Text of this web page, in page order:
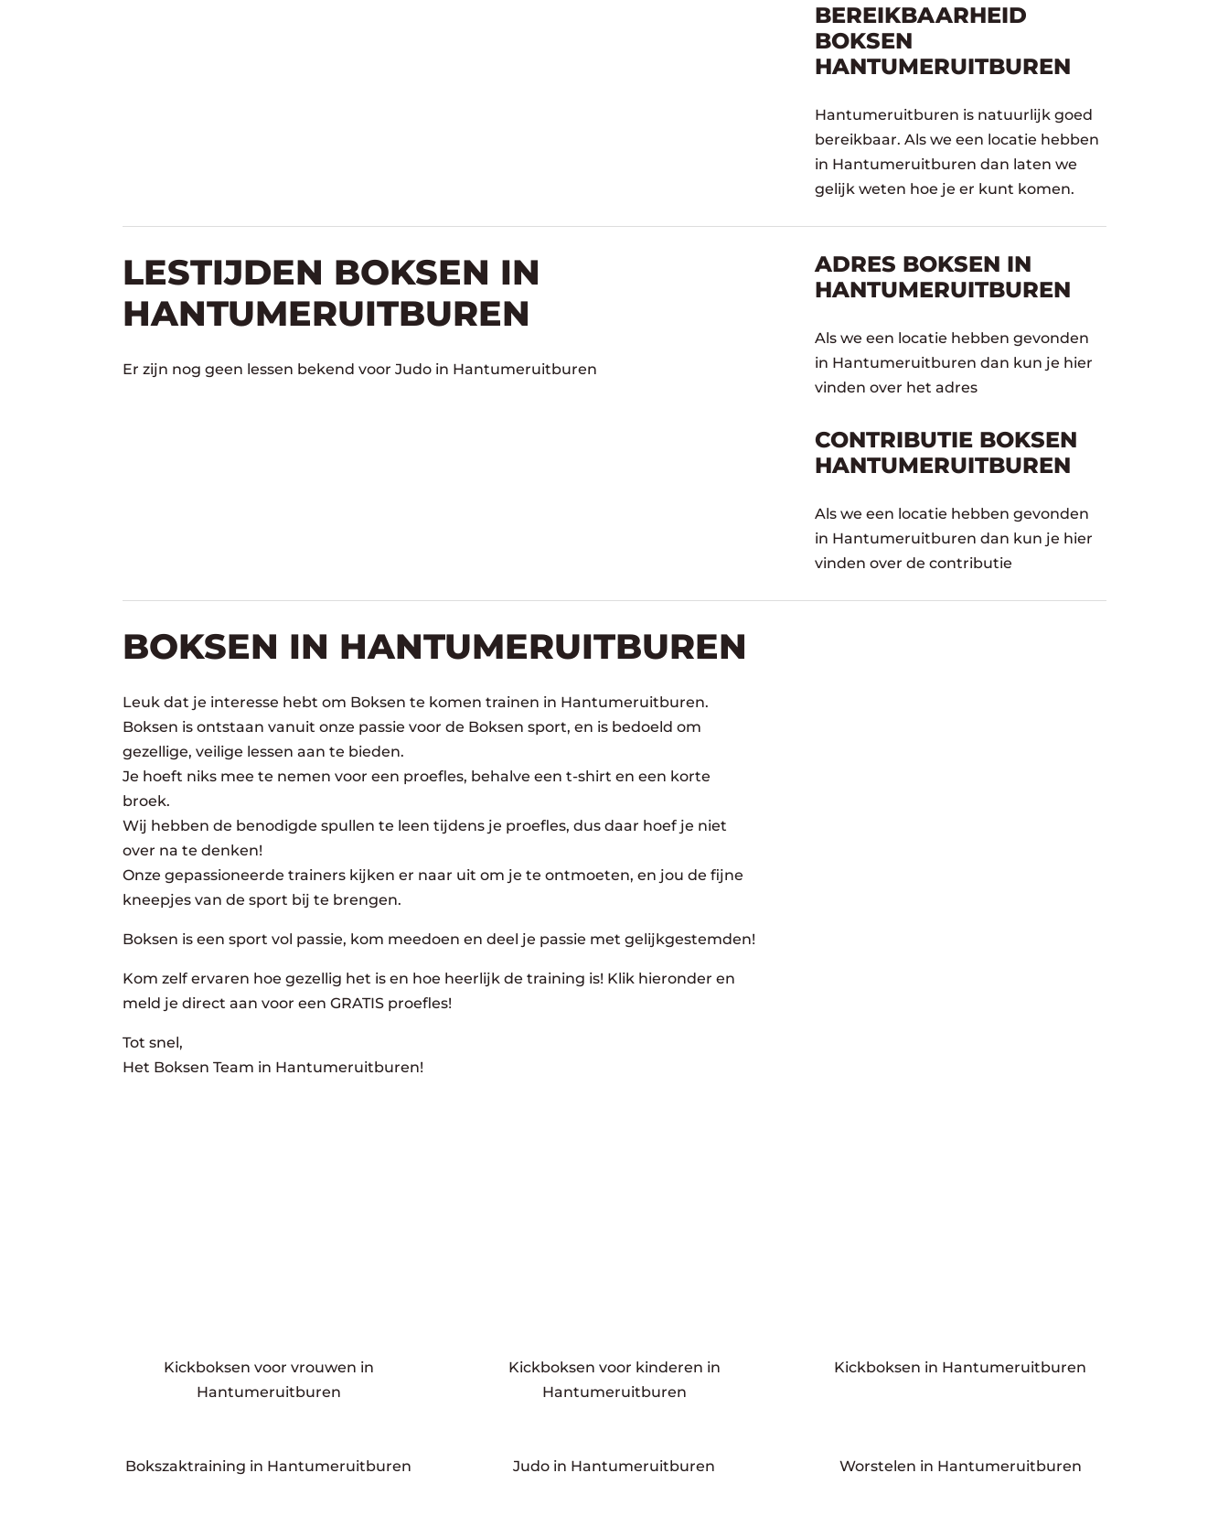
BEREIKBAARHEID
BOKSEN
HANTUMERUITBUREN
Hantumeruitburen is natuurlijk goed
bereikbaar. Als we een locatie hebben
in Hantumeruitburen dan laten we
gelijk weten hoe je er kunt komen.
LESTIJDEN BOKSEN IN
HANTUMERUITBUREN
Er zijn nog geen lessen bekend voor Judo in Hantumeruitburen
ADRES BOKSEN IN
HANTUMERUITBUREN
Als we een locatie hebben gevonden
in Hantumeruitburen dan kun je hier
vinden over het adres
CONTRIBUTIE BOKSEN
HANTUMERUITBUREN
Als we een locatie hebben gevonden
in Hantumeruitburen dan kun je hier
vinden over de contributie
BOKSEN IN HANTUMERUITBUREN
Leuk dat je interesse hebt om Boksen te komen trainen in Hantumeruitburen.
Boksen is ontstaan vanuit onze passie voor de Boksen sport, en is bedoeld om
gezellige, veilige lessen aan te bieden.
Je hoeft niks mee te nemen voor een proefles, behalve een t-shirt en een korte
broek.
Wij hebben de benodigde spullen te leen tijdens je proefles, dus daar hoef je niet
over na te denken!
Onze gepassioneerde trainers kijken er naar uit om je te ontmoeten, en jou de fijne
kneepjes van de sport bij te brengen.
Boksen is een sport vol passie, kom meedoen en deel je passie met gelijkgestemden!
Kom zelf ervaren hoe gezellig het is en hoe heerlijk de training is! Klik hieronder en
meld je direct aan voor een GRATIS proefles!
Tot snel,
Het Boksen Team in Hantumeruitburen!
Kickboksen voor vrouwen in
Hantumeruitburen
Kickboksen voor kinderen in
Hantumeruitburen
Kickboksen in Hantumeruitburen
Bokszaktraining in Hantumeruitburen Judo in Hantumeruitburen Worstelen in Hantumeruitburen